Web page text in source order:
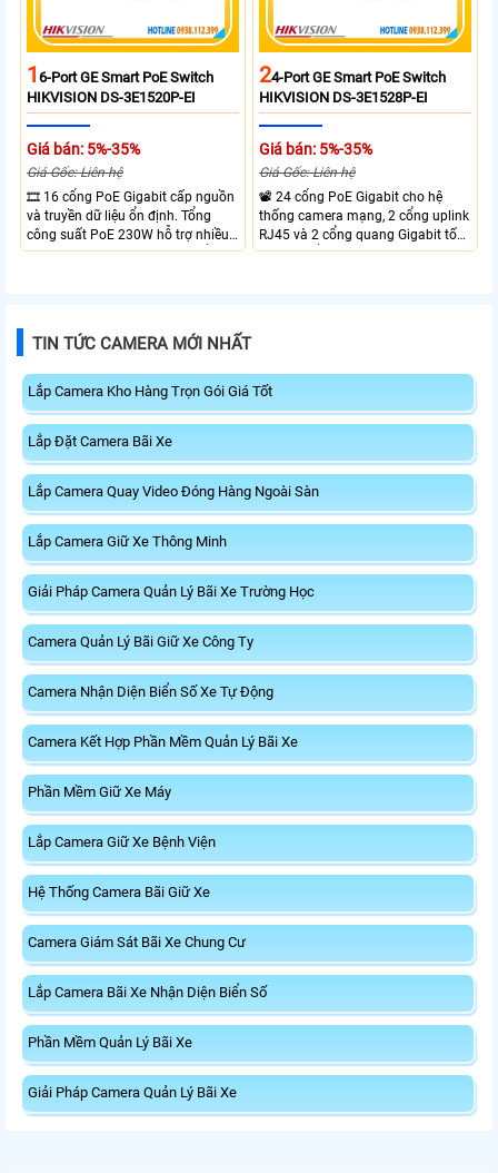
16-Port GE Smart PoE Switch
HIKVISION DS-3E1520P-EI
Giá bán: 5%-35%
Giá Gốc: Liên hệ
🎞 16 cổng PoE Gigabit cấp nguồn
và truyền dữ liệu ổn định. Tổng
công suất PoE 230W hỗ trợ nhiều
thiết bị cùng lúc. Tốc độ chuyển
24-Port GE Smart PoE Switch
HIKVISION DS-3E1528P-EI
Giá bán: 5%-35%
Giá Gốc: Liên hệ
📽 24 cổng PoE Gigabit cho hệ
thống camera mạng, 2 cổng uplink
RJ45 và 2 cổng quang Gigabit tốc
độ cao, Tổng công suất PoE 370W
TIN TỨC CAMERA MỚI NHẤT
Lắp Camera Kho Hàng Trọn Gói Giá Tốt
Lắp Đặt Camera Bãi Xe
Lắp Camera Quay Video Đóng Hàng Ngoài Sàn
Lắp Camera Giữ Xe Thông Minh
Giải Pháp Camera Quản Lý Bãi Xe Trường Học
Camera Quản Lý Bãi Giữ Xe Công Ty
Camera Nhận Diện Biển Số Xe Tự Động
Camera Kết Hợp Phần Mềm Quản Lý Bãi Xe
Phần Mềm Giữ Xe Máy
Lắp Camera Giữ Xe Bệnh Viện
Hệ Thống Camera Bãi Giữ Xe
Camera Giám Sát Bãi Xe Chung Cư
Lắp Camera Bãi Xe Nhận Diện Biển Số
Phần Mềm Quản Lý Bãi Xe
Giải Pháp Camera Quản Lý Bãi Xe